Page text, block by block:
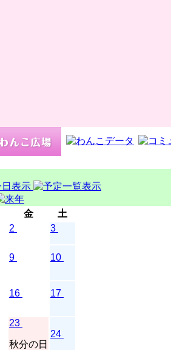
金
土
2 3
9 10
16 17
23
秋分の日
24